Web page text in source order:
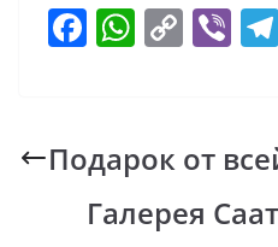
F
b
o
o
W
s
A
p
C
y
Li
n
Vi
Подарок от
Галерея